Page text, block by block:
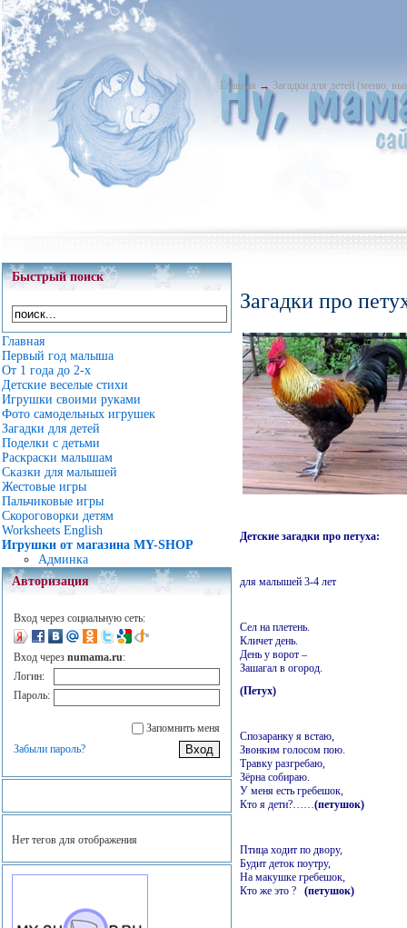
Главная → Загадки для детей (меню,
Быстрый поиск
Главная
Первый год малыша
От 1 года до 2-х
Детские веселые стихи
Игрушки своими руками
Фото самодельных игрушек
Загадки для детей
Поделки с детьми
Раскраски малышам
Сказки для малышей
Жестовые игры
Пальчиковые игры
Скороговорки детям
Worksheets English
Игрушки от магазина MY-SHOP
Админка
Авторизация
Вход через социальную сеть:
Вход через numama.ru:
Логин:
Пароль:
Запомнить меня
Забыли пароль?
Нет тегов для отображения
Загадки про
Детские загадки про петуха:
для малышей 3-4 лет
Сел на плетень.
Кличет день.
День у ворот –
Зашагал в огород.
(Петух)
Спозаранку я встаю,
Звонким голосом пою.
Травку разгребаю,
Зёрна собираю.
У меня есть гребешок,
Кто я дети?…… (петушок)
Птица ходит по двору,
Будит деток поутру,
На макушке гребешок,
Кто же это ? (петушок)